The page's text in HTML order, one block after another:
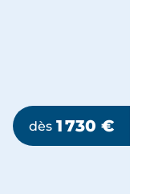
dès 1 730 €